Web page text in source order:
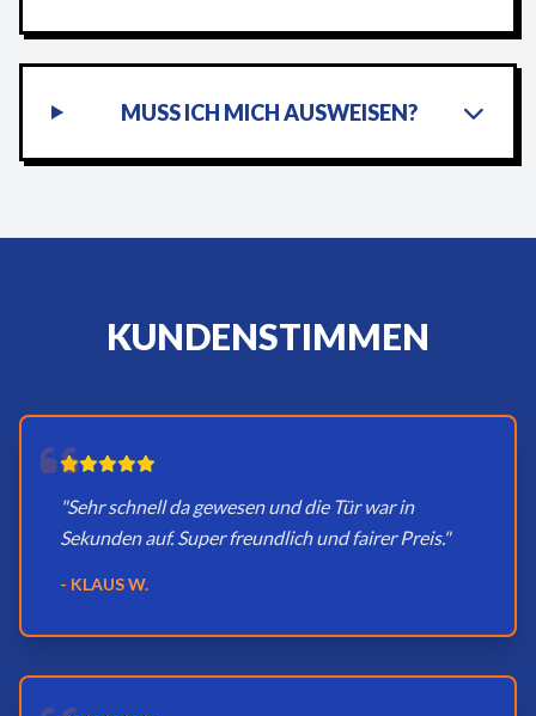
MUSS ICH MICH AUSWEISEN?
KUNDENSTIMMEN
"Sehr schnell da gewesen und die Tür war in
Sekunden auf. Super freundlich und fairer Preis."
- KLAUS W.